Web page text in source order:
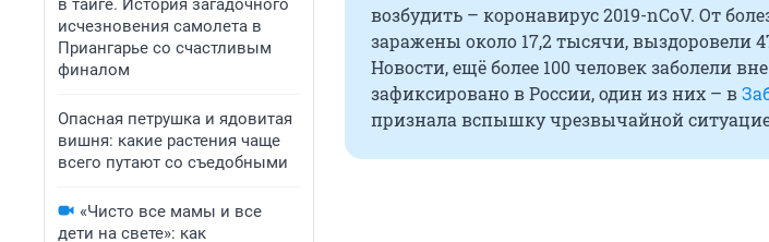
в тайге. История загадочного
исчезновения самолета в
Приангарье со счастливым
финалом
Опасная петрушка и ядовитая
вишня: какие растения чаще
всего путают со съедобными
«Чисто все мамы и все
дети на свете»: как
возбудить – коронавирус 2019-nCoV. От
заражены около 17,2 тысячи, выздоровели
Новости, ещё более 100 человек заболели
зафиксировано в России, один из них – в
признала вспышку чрезвычайной